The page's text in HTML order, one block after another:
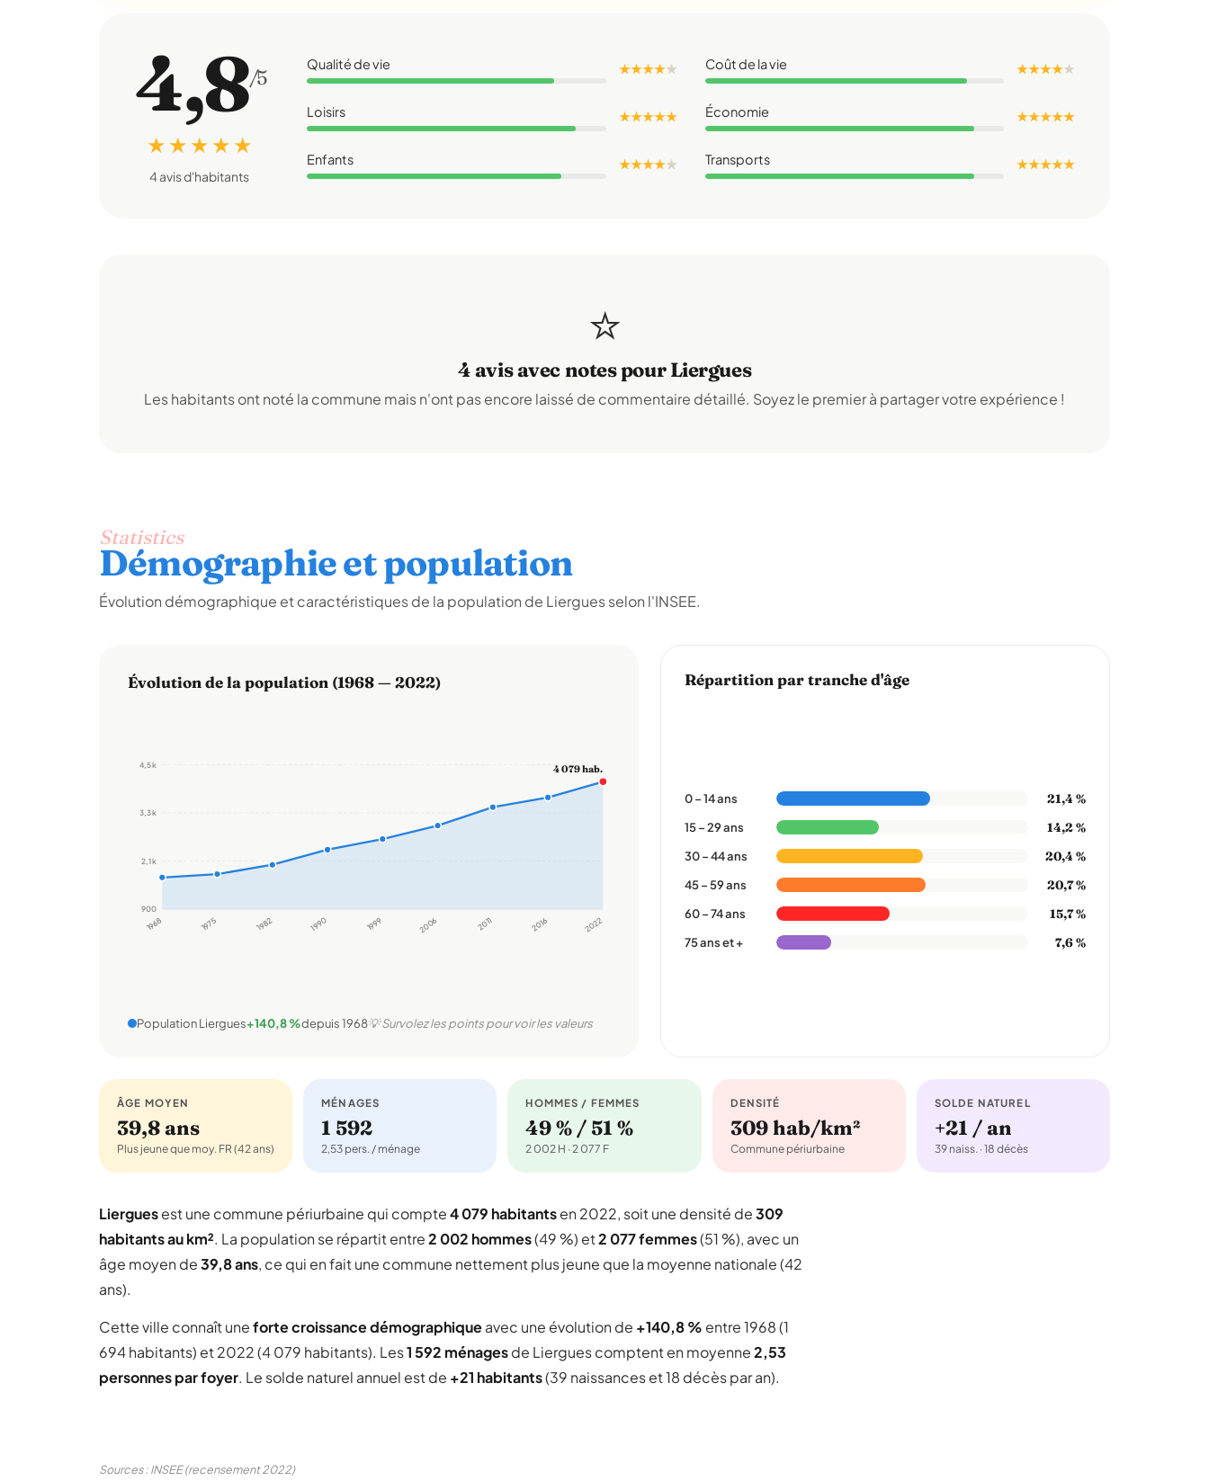
4,8/5
★ ★ ★ ★ ★
4 avis d'habitants
Qualité de vie ★ ★ ★ ★★ Coût de la vie ★ ★ ★ ★★
Loisirs ★ ★ ★ ★ ★ Économie ★ ★ ★ ★ ★
Enfants ★ ★ ★ ★★ Transports ★ ★ ★ ★ ★
⭐
4 avis avec notes pour Liergues
Les habitants ont noté la commune mais n'ont pas encore laissé de commentaire détaillé. Soyez le premier à partager votre expérience !
Statistics
Démographie et population
Évolution démographique et caractéristiques de la population de Liergues selon l'INSEE.
Évolution de la population (1968 — 2022)
900
2,1 k
3,3 k
4,5 k
1968 1975 1982 1990 1999 2006 2011 2016 2022
4 079 hab.
Population Liergues+140,8 %depuis 1968💡 Survolez les points pour voir les valeurs
Répartition par tranche d'âge
0 – 14 ans 21,4 %
15 – 29 ans 14,2 %
30 – 44 ans 20,4 %
45 – 59 ans 20,7 %
60 – 74 ans 15,7 %
75 ans et + 7,6 %
ÂGE MOYEN
39,8 ans
Plus jeune que moy. FR (42 ans)
MÉNAGES
1 592
2,53 pers. / ménage
HOMMES / FEMMES
49 % / 51 %
2 002 H · 2 077 F
DENSITÉ
309 hab/km²
Commune périurbaine
SOLDE NATUREL
+21 / an
39 naiss. · 18 décès
Lierguesest une commune périurbaine qui compte4 079 habitantsen 2022, soit une densité de309
habitants au km². La population se répartit entre2 002 hommes(49 %) et2 077 femmes(51 %), avec un
âge moyen de39,8 ans, ce qui en fait une commune nettement plus jeune que la moyenne nationale (42
ans).
Cette ville connaît uneforte croissance démographiqueavec une évolution de +140,8 % entre 1968 (1
694 habitants) et 2022 (4 079 habitants). Les1 592 ménagesde Liergues comptent en moyenne2,53
personnes par foyer. Le solde naturel annuel est de +21 habitants(39 naissances et 18 décès par an).
Sources : INSEE (recensement 2022)